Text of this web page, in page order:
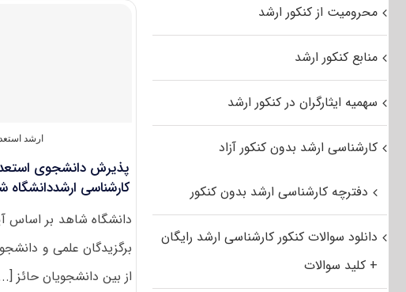
ارشد
پذیرش دانشجوی
کارشناسی ارشددانشگاه
دانشگاه شاهد بر اساس
برگزیدگان علمی و
از بین دانشجویان حائز
محرومیت از کنکور ارشد
منابع کنکور ارشد
سهمیه ایثارگران در کنکور ارشد
کارشناسی ارشد بدون کنکور آزاد
دفترچه کارشناسی ارشد بدون کنکور
دانلود سوالات کنکور کارشناسی ارشد رایگان
+ کلید سوالات